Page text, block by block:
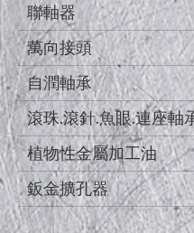
聯軸器
萬向接頭
自潤軸承
滾珠.滾針.魚眼.連座軸
植物性金屬加工油
鈑金擴孔器